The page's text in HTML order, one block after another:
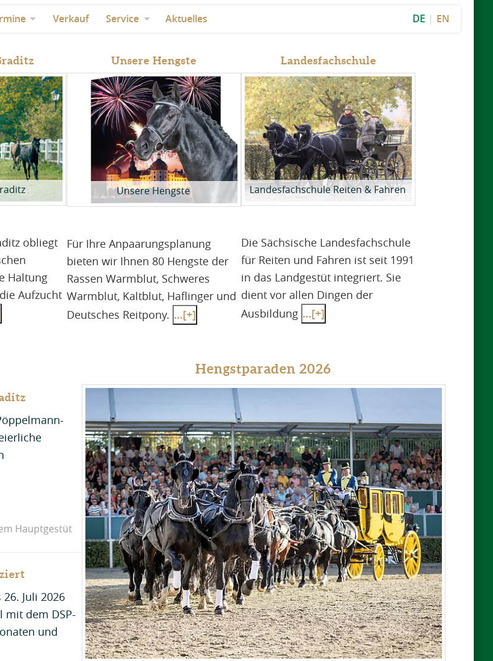
Verkauf Service Aktuelles EN
DE
obliegt
Haltung
Aufzucht
Unsere Hengste
Unsere Hengste
Für Ihre Anpaarungsplanung
bieten wir Ihnen 80 Hengste der
Rassen Warmblut, Schweres
Warmblut, Kaltblut, Haflinger und
Deutsches Reitpony. ...[+]
Landesfachschule
Landesfachschule Reiten & Fahren
Die Sächsische Landesfachschule
für Reiten und Fahren ist seit 1991
in das Landgestüt integriert. Sie
dient vor allen Dingen der
Ausbildung ...[+]
Hauptgestüt
Juli 2026
mit dem DSP-
und
Hengstparaden 2026